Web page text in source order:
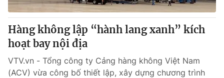
Hàng không lập “hành lang xanh” kích
hoạt bay nội địa
VTV.vn - Tổng công ty Cảng hàng không Việt Nam
(ACV) vừa công bố thiết lập, xây dựng chương trình